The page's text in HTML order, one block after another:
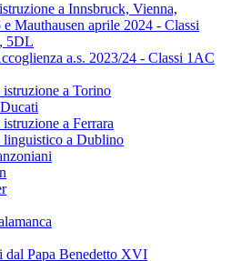
a Innsbruck, Vienna,
e Mauthausen aprile 2024 - Classi
5DL
a.s. 2023/24 - Classi 1AC
a Torino
a Ferrara
linguistico a Dublino
dal Papa Benedetto XVI